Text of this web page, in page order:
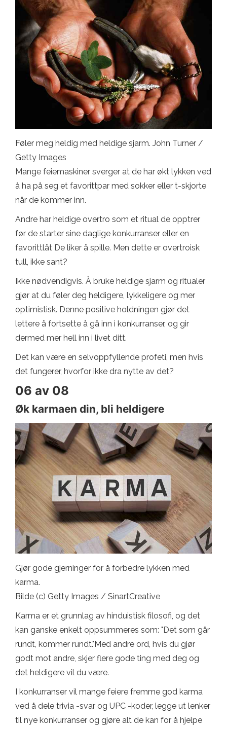
Føler meg heldig med heldige sjarm. John Turner /
Getty Images
Mange feiemaskiner sverger at de har økt lykken ved
å ha på seg et favorittpar med sokker eller t-skjorte
når de kommer inn.
Andre har heldige overtro som et ritual de opptrer
før de starter sine daglige konkurranser eller en
favorittlåt De liker å spille. Men dette er overtroisk
tull, ikke sant?
Ikke nødvendigvis. Å bruke heldige sjarm og ritualer
gjør at du føler deg heldigere, lykkeligere og mer
optimistisk. Denne positive holdningen gjør det
lettere å fortsette å gå inn i konkurranser, og gir
dermed mer hell inn i livet ditt.
Det kan være en selvoppfyllende profeti, men hvis
det fungerer, hvorfor ikke dra nytte av det?
06 av 08
Øk karmaen din, bli heldigere
Gjør gode gjerninger for å forbedre lykken med
karma.
Bilde (c) Getty Images / SinartCreative
Karma er et grunnlag av hinduistisk filosofi, og det
kan ganske enkelt oppsummeres som: "Det som går
rundt, kommer rundt."Med andre ord, hvis du gjør
godt mot andre, skjer flere gode ting med deg og
det heldigere vil du være.
I konkurranser vil mange feiere fremme god karma
ved å dele trivia -svar og UPC -koder, legge ut lenker
til nye konkurranser og gjøre alt de kan for å hjelpe